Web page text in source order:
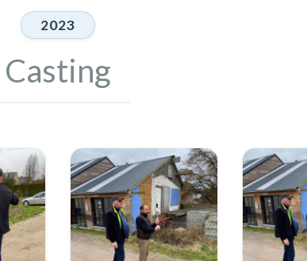
2023
Casting